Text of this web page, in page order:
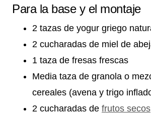
Para la base y el montaje
2 tazas de yogur griego
2 cucharadas de miel de
1 taza de fresas frescas
Media taza de granola o
cereales (avena y trigo
2 cucharadas de frutos secos